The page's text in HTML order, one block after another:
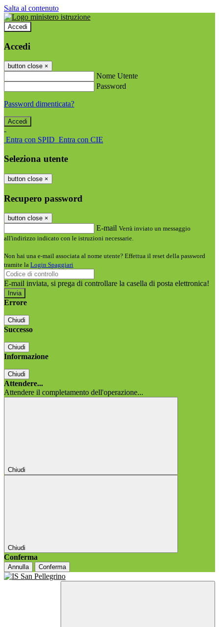
Salta al contenuto
Accedi
Accedi
button close ×
Nome Utente
Password
Password dimenticata?
-
Entra con SPID Entra con CIE
Seleziona utente
button close ×
Recupero password
button close ×
E-mail Verrà inviato un messaggio
all'indirizzo indicato con le istruzioni necessarie.
Non hai una e-mail associata al nome utente? Effettua il reset della password
tramite la Login Spaggiari
E-mail inviata, si prega di controllare la casella di posta elettronica!
Errore
Chiudi
Successo
Chiudi
Informazione
Chiudi
Attendere...
Attendere il completamento dell'operazione...
Chiudi
Chiudi
Conferma
Annulla Conferma